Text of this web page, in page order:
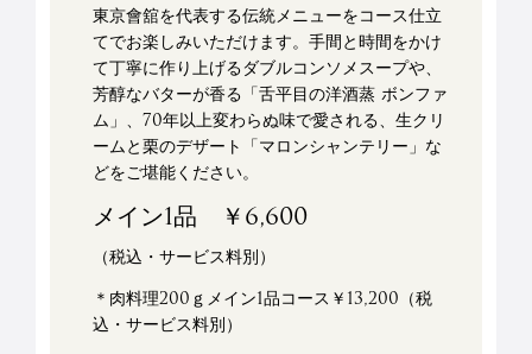
東京會舘を代表する伝統メニューをコース仕立
てでお楽しみいただけます。手間と時間をかけ
て丁寧に作り上げるダブルコンソメスープや、
芳醇なバターが香る「舌平目の洋酒蒸 ボンファ
ム」、70年以上変わらぬ味で愛される、生クリ
ームと栗のデザート「マロンシャンテリー」な
どをご堪能ください。
メイン1品 ￥6,600
（税込・サービス料別）
＊肉料理200ｇメイン1品コース￥13,200（税
込・サービス料別）